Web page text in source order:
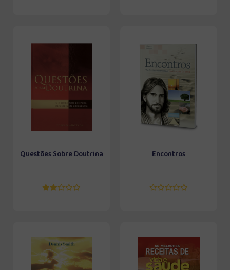
Questões Sobre Doutrina Encontros